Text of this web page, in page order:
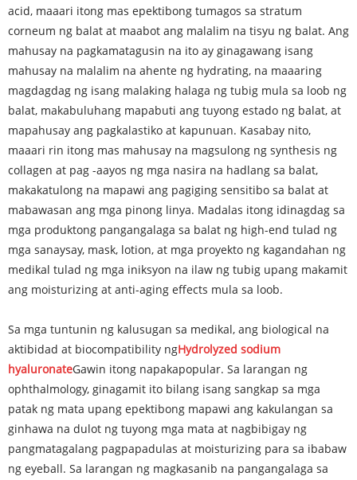
acid, maaari itong mas epektibong tumagos sa stratum
corneum ng balat at maabot ang malalim na tisyu ng balat. Ang
mahusay na pagkamatagusin na ito ay ginagawang isang
mahusay na malalim na ahente ng hydrating, na maaaring
magdagdag ng isang malaking halaga ng tubig mula sa loob ng
balat, makabuluhang mapabuti ang tuyong estado ng balat, at
mapahusay ang pagkalastiko at kapunuan. Kasabay nito,
maaari rin itong mas mahusay na magsulong ng synthesis ng
collagen at pag -aayos ng mga nasira na hadlang sa balat,
makakatulong na mapawi ang pagiging sensitibo sa balat at
mabawasan ang mga pinong linya. Madalas itong idinagdag sa
mga produktong pangangalaga sa balat ng high-end tulad ng
mga sanaysay, mask, lotion, at mga proyekto ng kagandahan ng
medikal tulad ng mga iniksyon na ilaw ng tubig upang makamit
ang moisturizing at anti-aging effects mula sa loob.
Sa mga tuntunin ng kalusugan sa medikal, ang biological na
aktibidad at biocompatibility ngHydrolyzed sodium
hyaluronateGawin itong napakapopular. Sa larangan ng
ophthalmology, ginagamit ito bilang isang sangkap sa mga
patak ng mata upang epektibong mapawi ang kakulangan sa
ginhawa na dulot ng tuyong mga mata at nagbibigay ng
pangmatagalang pagpapadulas at moisturizing para sa ibabaw
ng eyeball. Sa larangan ng magkasanib na pangangalaga sa